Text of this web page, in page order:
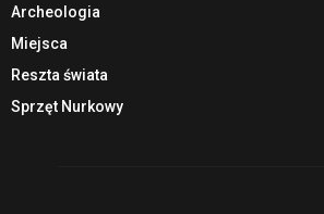
Archeologia
Miejsca
Reszta świata
Sprzęt Nurkowy